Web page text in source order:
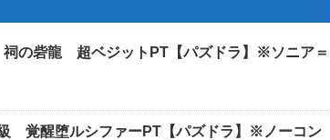
祠の砦龍 超ベジットPT【パズドラ】※ソニア＝
覚醒堕ルシファーPT【パズドラ】※ノーコン